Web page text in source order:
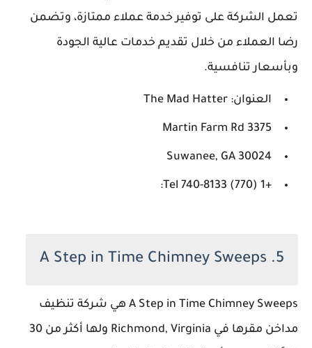
تعمل الشركة على توفير خدمة عملاء ممتازة، وتضمن
رضا العملاء من خلال تقديم خدمات عالية الجودة
وبأسعار تنافسية.
العنوان: The Mad Hatter
3375 Martin Farm Rd
Suwanee, GA 30024
+1 (770) 740-8133 Tel:
5. A Step in Time Chimney Sweeps
A Step in Time Chimney Sweeps هي شركة تنظيف
مداخن مقرها في Richmond, Virginia ولها أكثر من 30